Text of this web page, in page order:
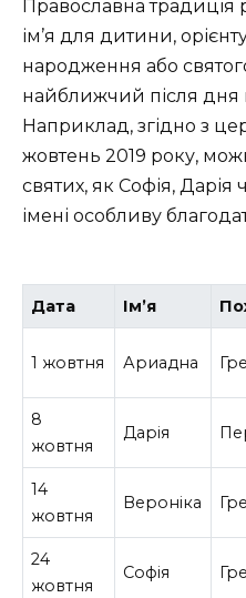
Православна
ім’я для дитини,
народження або
найближчий після
Наприклад, згідно з
жовтень 2019 року,
святих, як Софія,
імені особливу
Дата Ім’я
1 жовтня Ариадна
8
жовтня
Дарія
14
жовтня
Вероніка
24
жовтня
Софія